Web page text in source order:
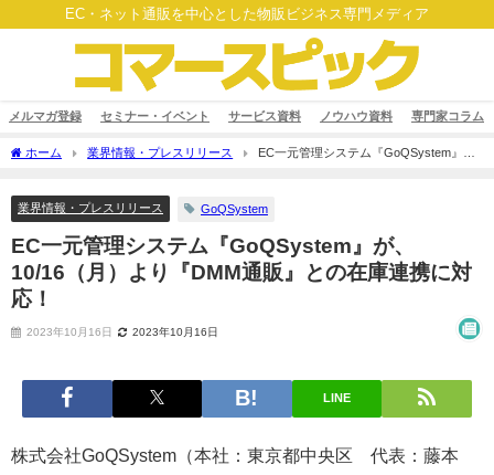
EC・ネット通販を中心とした物販ビジネス専門メディア
メルマガ登録 セミナー・イベント サービス資料 ノウハウ資料 専門家コラム
ホーム 業界情報・プレスリリース
EC一元管理システム『GoQSystem』
業界情報・プレスリリース GoQSystem
EC一元管理システム『GoQSystem』が、
10/16（月）より『DMM通販』との在庫連携に対
応！
2023年10月16日 2023年10月16日
LINE
株式会社GoQSystem（本社：東京都中央区 代表：藤本